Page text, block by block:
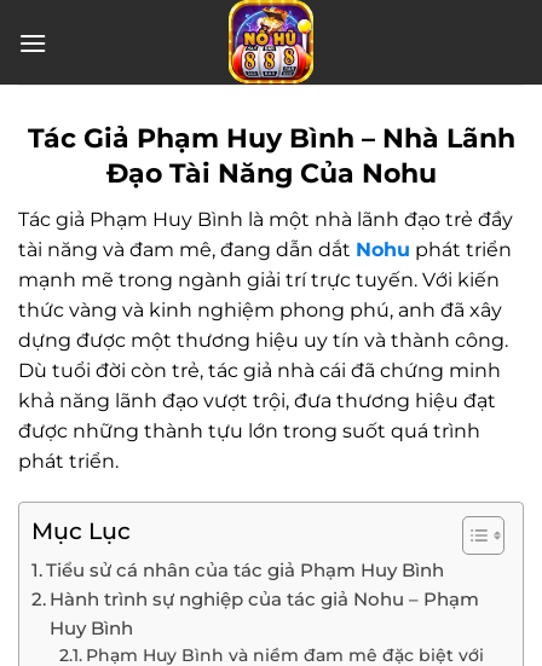
đến
Tác Giả Phạm Huy Bình – Nhà Lãnh
Đạo Tài Năng Của Nohu
Tác giả Phạm Huy Bình là một nhà lãnh đạo trẻ đầy
tài năng và đam mê, đang dẫn dắt Nohu phát triển
mạnh mẽ trong ngành giải trí trực tuyến. Với kiến
thức vàng và kinh nghiệm phong phú, anh đã xây
dựng được một thương hiệu uy tín và thành công.
Dù tuổi đời còn trẻ, tác giả nhà cái đã chứng minh
khả năng lãnh đạo vượt trội, đưa thương hiệu đạt
được những thành tựu lớn trong suốt quá trình
phát triển.
Mục Lục
Tiểu sử cá nhân của tác giả Phạm Huy Bình
Hành trình sự nghiệp của tác giả Nohu – Phạm
Huy Bình
Phạm Huy Bình và niềm đam mê đặc biệt với